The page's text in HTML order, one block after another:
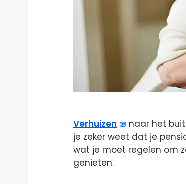
Verhuizen
naar het
je zeker weet dat je
wat je moet regelen om
genieten.